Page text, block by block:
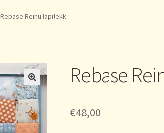
Rebase Reinu lapitekk
🔍
Rebase
€48,00